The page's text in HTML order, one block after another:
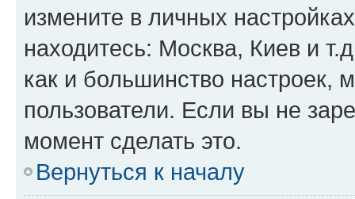
измените в личных
находитесь: Москва, Киев и
как и большинство настроек,
пользователи. Если вы не
момент сделать это.
Вернуться к началу